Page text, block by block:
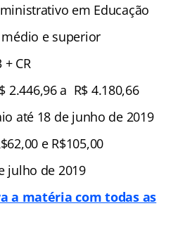
em Educação
e superior
+ CR
2.446,96 a R$ 4.180,66
até 18 de junho de 2019
e R$105,00
julho de 2019
a matéria com todas as